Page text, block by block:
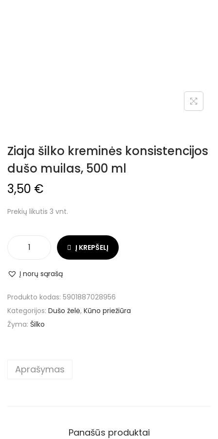
Ziaja šilko kreminės konsistencijos
dušo muilas, 500 ml
3,50 €
Prekių likutis 3 vnt.
Į KREPŠELĮ
Į norų sąrašą
Produkto kodas: 5901887028956
Kategorijos: Dušo želė, Kūno priežiūra
Žyma: Šilko
Aprašymas
Panašūs produktai